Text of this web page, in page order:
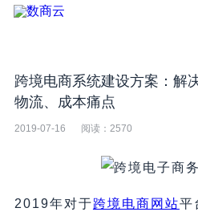
跨境电商系统建设方案：解
物流、成本痛点
2019-07-16 阅读： 2570
2019年对于跨境电商网站平